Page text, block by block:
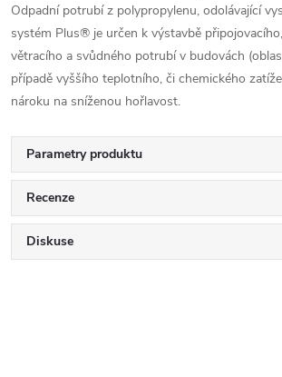
Odpadní potrubí z polypropylenu, odolávající
systém Plus® je určen k výstavbě
větracího a svůdného potrubí v budovách
případě vyššího teplotního, či chemického
nároku na sníženou hořlavost.
Parametry produktu
Recenze
Diskuse